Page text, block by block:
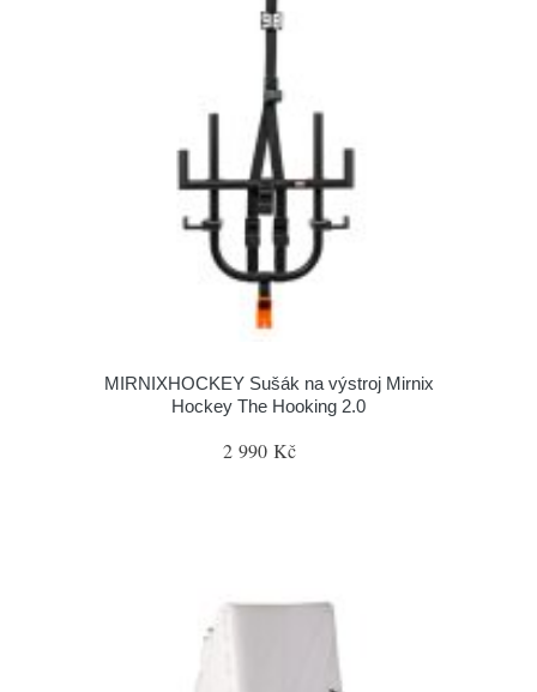
MIRNIXHOCKEY Sušák na výstroj Mirnix
Hockey The Hooking 2.0
2 990 Kč